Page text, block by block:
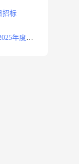
招标
年度补